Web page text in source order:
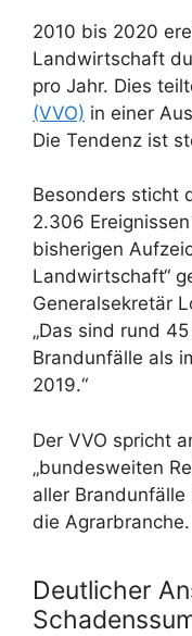
2010 bis 2020
Landwirtschaft
pro Jahr. Dies
(VVO) in einer
Die Tendenz ist
Besonders sticht
2.306
bisherigen
Landwirtschaft“
Generalsekretär
„Das sind rund
Brandunfälle als
2019.“
Der VVO spricht
„bundesweiten
aller
die Agrarbranche.
Deutlicher